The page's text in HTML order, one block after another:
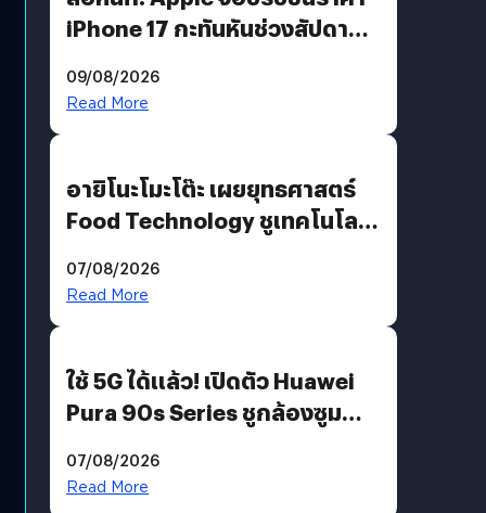
iPhone 17 กะทันหันช่วงสัปดาห์ที่
09/08/2026
Read More
อายิโนะโมะโต๊ะ เผยยุทธศาสตร์
Food Technology ชูเทคโนโลยี
บริโภคและ B2B
07/08/2026
Read More
ใช้ 5G ได้แล้ว! เปิดตัว Huawei
Pura 90s Series ชูกล้องซูม
07/08/2026
Read More